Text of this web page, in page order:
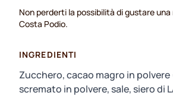
Non perderti la possibilità di gustare
Costa Podio.
INGREDIENTI
Zucchero, cacao magro in
scremato in polvere, sale, siero di